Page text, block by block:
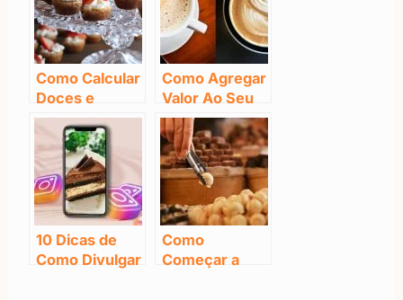
Como Calcular
Doces e
Salgadinhos
para uma
Festa: NÃO
GASTE ALÉM
DA CONTA
Como Agregar
Valor Ao Seu
Produto e Sua
Marca (+6
Dicas
Infalíveis)
10 Dicas de
Como Divulgar
Como
Começar a